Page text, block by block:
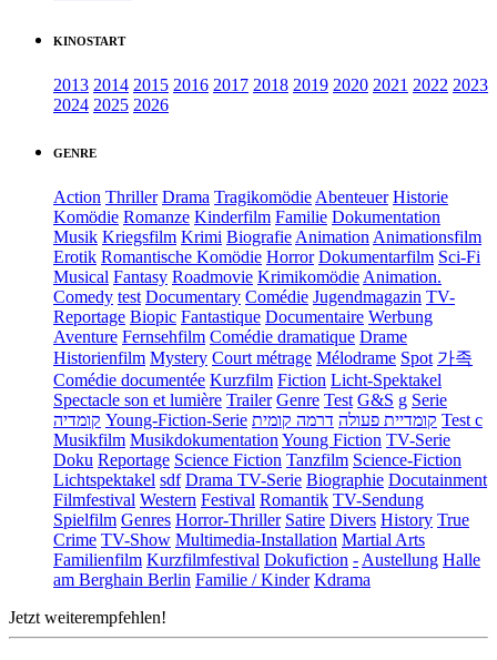
KINOSTART
2013 2014 2015 2016 2017 2018 2019 2020 2021 2022 2023
2024 2025 2026
GENRE
Action Thriller Drama TragikomödieAbenteuer Historie
Komödie Romanze Kinderfilm Familie Dokumentation
Musik Kriegsfilm Krimi BiografieAnimationAnimationsfilm
Erotik Romantische Komödie Horror Dokumentarfilm Sci-Fi
Musical Fantasy Roadmovie KrimikomödieAnimation.
Comedy test Documentary Comédie Jugendmagazin TV-
Reportage Biopic Fantastique Documentaire Werbung
Aventure Fernsehfilm Comédie dramatique Drame
Historienfilm Mystery Court métrage Mélodrame Spot 가족
Comédie documentée Kurzfilm Fiction Licht-Spektakel
Spectacle son et lumière Trailer Genre Test G&S g Serie
קומדיה Young-Fiction-Serie קומדיית פעולה דרמה קומית
Test c
Musikfilm MusikdokumentationYoung Fiction TV-Serie
Doku Reportage Science Fiction Tanzfilm Science-Fiction
Lichtspektakel sdf Drama TV-Serie Biographie Docutainment
Filmfestival Western Festival Romantik TV-Sendung
Spielfilm Genres Horror-Thriller Satire Divers History True
Crime TV-Show Multimedia-Installation Martial Arts
Familienfilm Kurzfilmfestival Dokufiction -Austellung Halle
am Berghain Berlin Familie / Kinder Kdrama
Jetzt weiterempfehlen!